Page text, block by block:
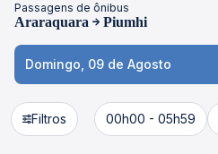
Passagens de ônibus
Araraquara Piumhi
Domingo, 09 de Agosto
Filtros 00h00 - 05h59